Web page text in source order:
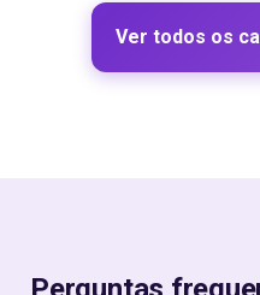
Ver todos os